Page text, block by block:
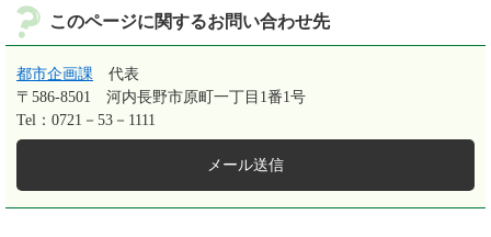
このページに関するお問い合わせ先
都市企画課
代表
〒586-8501
河内長野市原町一丁目1番1号
Tel：0721－53－1111
メール送信